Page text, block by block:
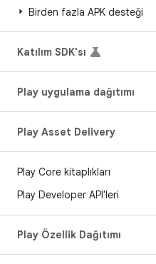
Birden fazla APK desteği
Katılım SDK'sı
Play uygulama dağıtımı
Play Asset Delivery
Play Core kitaplıkları
Play Developer API'leri
Play Özellik Dağıtımı